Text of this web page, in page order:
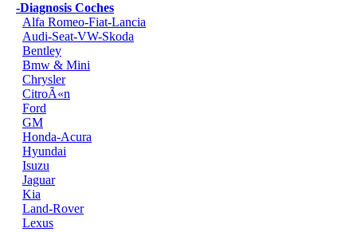
-Diagnosis Coches
Alfa Romeo-Fiat-Lancia
Audi-Seat-VW-Skoda
Bentley
Bmw & Mini
Chrysler
CitroÃ«n
Ford
GM
Honda-Acura
Hyundai
Isuzu
Jaguar
Kia
Land-Rover
Lexus